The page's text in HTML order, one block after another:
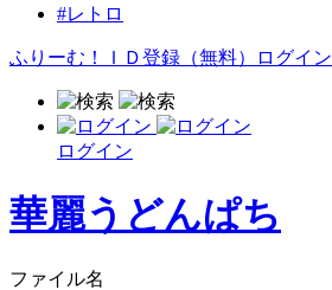
#レトロ
ふりーむ！ＩＤ登録（無料） ログイン
ログイン
華麗うどんぱち
ファイル名